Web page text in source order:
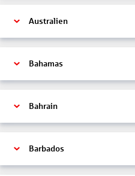
Australien
Bahamas
Bahrain
Barbados